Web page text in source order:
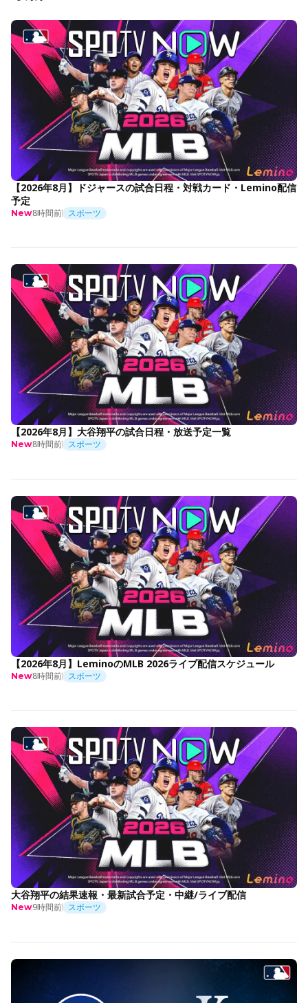
【2026年8月】ドジャースの試合日程・対戦カード・Lemino配信
予定
New8時間前 スポーツ
【2026年8月】大谷翔平の試合日程・放送予定一覧
New8時間前 スポーツ
【2026年8月】LeminoのMLB 2026ライブ配信スケジュール
New8時間前 スポーツ
大谷翔平の結果速報・最新試合予定・中継/ライブ配信
New9時間前 スポーツ